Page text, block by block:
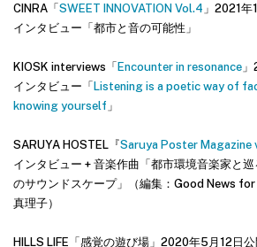
CINRA「SWEET INNOVATION Vol.4 」2021年
インタビュー「都市と音の可能性」
KIOSK interviews「Encounter in resonance
インタビュー「Listening is a poetic way of
knowing yourself 」
SARUYA HOSTEL『Saruya Poster Magazine
インタビュー + 音楽作曲「都市環境音楽家と
のサウンドスケープ」（編集：Good News
真理子）
HILLS LIFE「感覚の遊び場」2020年5月12日公